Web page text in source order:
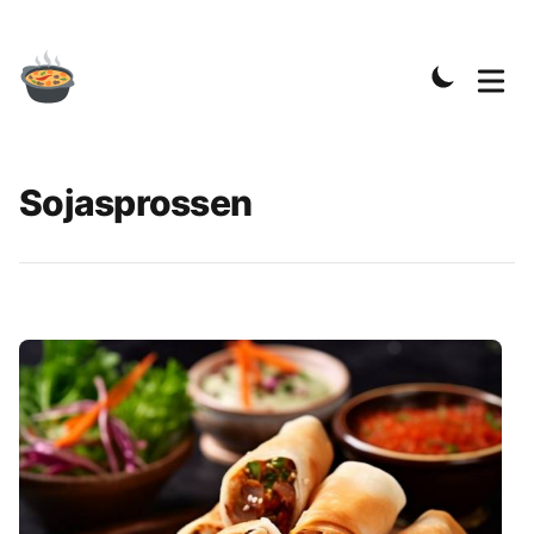
Sojasprossen
Rezepte